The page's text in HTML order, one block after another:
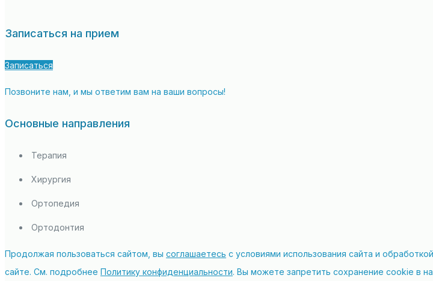
Записаться на прием
Записаться
Позвоните нам, и мы ответим вам на ваши вопросы!
Основные направления
Терапия
Хирургия
Ортопедия
Ортодонтия
Продолжая пользоваться сайтом, вы соглашаетесь с условиями использования сайта и
сайте. См. подробнее Политику конфиденциальности. Вы можете запретить сохранение cookie в